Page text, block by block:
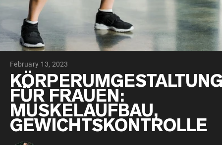
February 13, 2023
FÜR FRAUEN:
MUSKELAUFBAU,
GEWICHTSKONTROLLE